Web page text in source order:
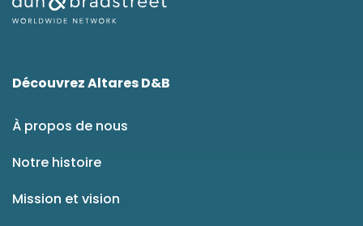
Découvrez Altares D&B
À propos de nous
Notre histoire
Mission et vision